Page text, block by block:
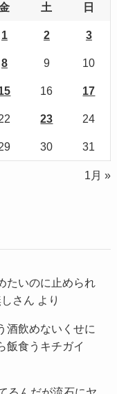
土 日
1 2 3
8 9 10
16 17
23 24
30 31
1月 »
たいのに止められ
さん より
酒飲めないくせに
飯食うキチガイ